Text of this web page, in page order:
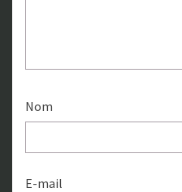
Nom
E-mail